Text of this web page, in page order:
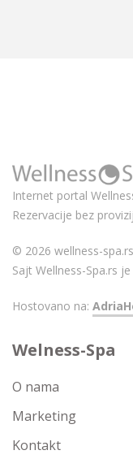
Internet portal
Rezervacije bez
© 2026 wellness-
Sajt Wellness-Spa.rs
Hostovano na:
Welness-Spa
O nama
Marketing
Kontakt